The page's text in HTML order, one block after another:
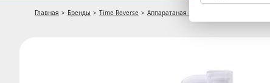
Главная > Бренды > Time Reverse > Аппаратаная косметика Гель